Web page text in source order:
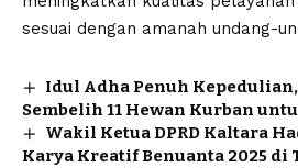
sesuai dengan amanah undang-
Idul Adha Penuh
Sembelih 11 Hewan Kurban
Wakil Ketua DPRD Kaltara
Karya Kreatif Benuanta 2025 di